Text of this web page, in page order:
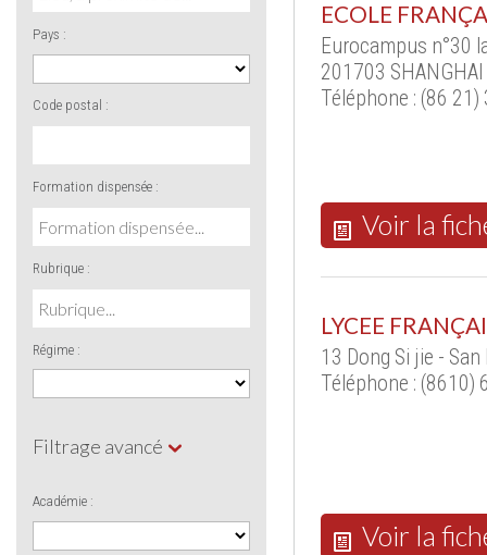
Pays :
Code postal :
Formation dispensée :
Rubrique :
Régime :
Filtrage avancé
Académie :
ECOLE
Eurocampus n°30
201703
Téléphone : (86
Voir la
LYCEE
13 Dong Si jie -
Téléphone : (8610)
Voir la